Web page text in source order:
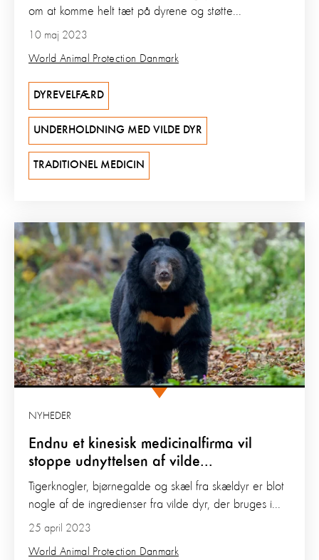
10 maj 2023
World Animal Protection Danmark
om at komme helt tæt på dyrene og støtte...
DYREVELFÆRD
UNDERHOLDNING MED VILDE DYR
TRADITIONEL MEDICIN
Endnu et kinesisk medicinalfirma vil
stoppe udnyttelsen af vilde...
NYHEDER
25 april 2023
World Animal Protection Danmark
Tigerknogler, bjørnegalde og skæl fra skældyr er blot
nogle af de ingredienser fra vilde dyr, der bruges i...